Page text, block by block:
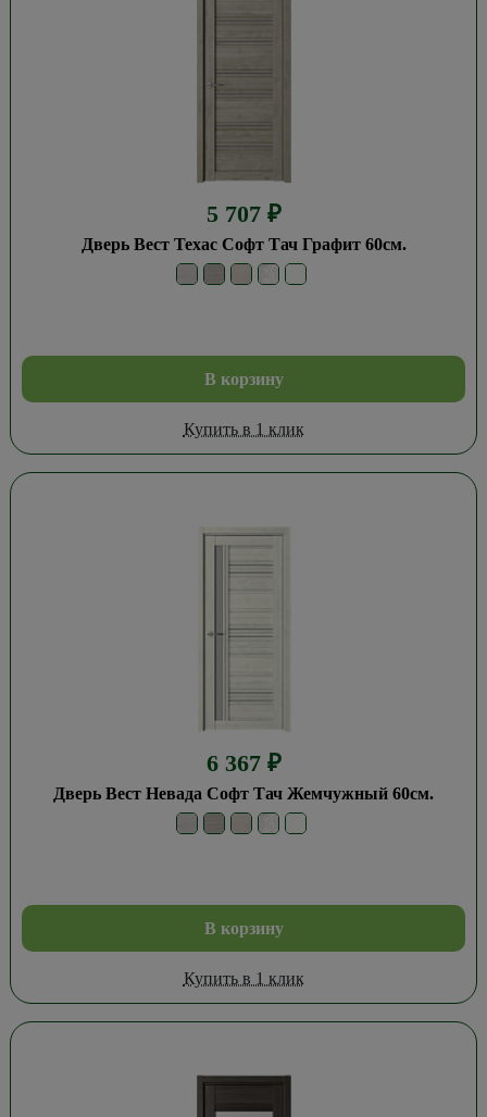
5 707 ₽
Дверь Вест Техас Софт Тач Графит 60см.
В корзину
Купить в 1 клик
6 367 ₽
Дверь Вест Невада Софт Тач Жемчужный 60см.
В корзину
Купить в 1 клик